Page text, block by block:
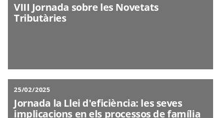
VIII Jornada sobre les Novetats
Tributàries
25/02/2025
Jornada la Llei d'eficiència: les seves
implicacions en els processos de família